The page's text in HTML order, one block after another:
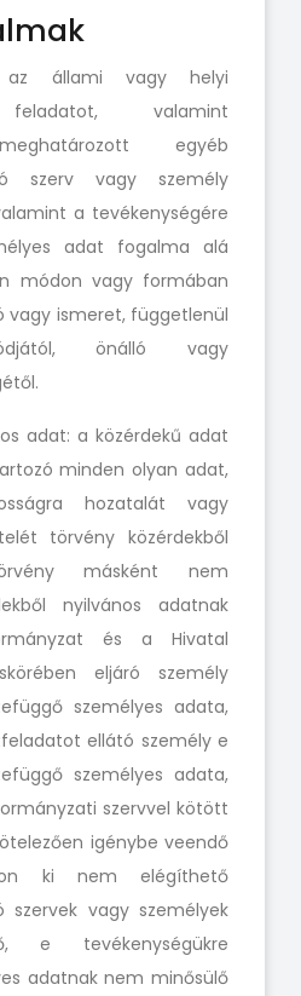
az állami vagy helyi
feladatot, valamint
egyéb
szerv vagy személy
a tevékenységére
adat fogalma alá
módon vagy formában
ismeret, függetlenül
önálló vagy
adat: a közérdekű adat
minden olyan adat,
hozatalát vagy
törvény közérdekből
másként nem
nyilvános adatnak
és a Hivatal
eljáró személy
személyes adata,
ellátó személy e
személyes adata,
szervvel kötött
igénybe veendő
ki nem elégíthető
szervek vagy személyek
e tevékenységükre
adatnak nem minősülő